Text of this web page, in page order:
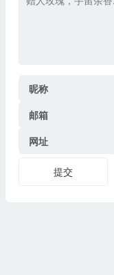
昵称
邮箱
网址
提交